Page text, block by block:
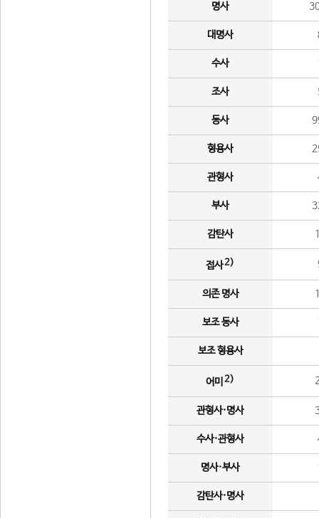
명사
대명사
수사
조사
동사
형용사
관형사
부사
감탄사
접사2)
의존 명사
보조 동사
보조 형용사
어미 2)
관형사·명사
수사·관형사
명사·부사
감탄사·명사